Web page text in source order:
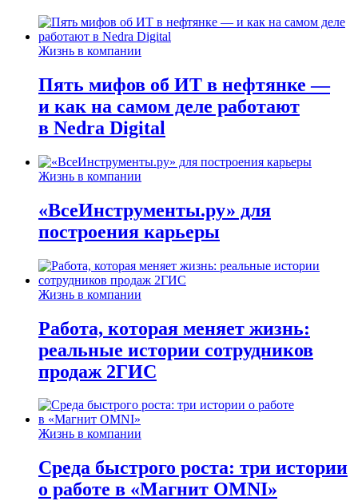
Жизнь в компании
Пять мифов об ИТ в нефтянке —
и как на самом деле работают
в Nedra Digital
Жизнь в компании
«ВсеИнструменты.ру» для
построения карьеры
Жизнь в компании
Работа, которая меняет жизнь:
реальные истории сотрудников
продаж 2ГИС
Жизнь в компании
Среда быстрого роста: три истории
о работе в «Магнит OMNI»